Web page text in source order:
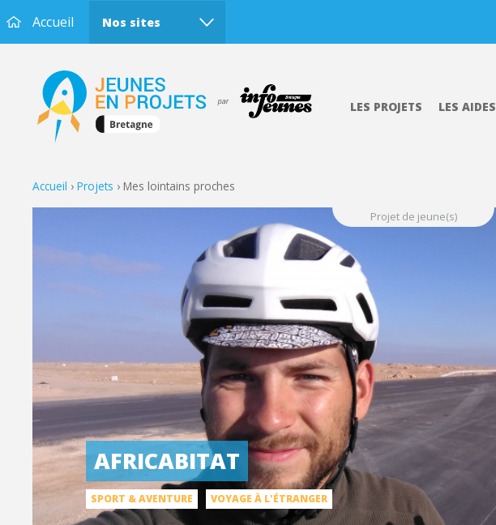
Accueil Nos sites
LES PROJETS LES AIDES
Accueil › Projets › Mes lointains proches
Projet de jeune(s)
AFRICABITAT
SPORT & AVENTURE VOYAGE À L'ÉTRANGER